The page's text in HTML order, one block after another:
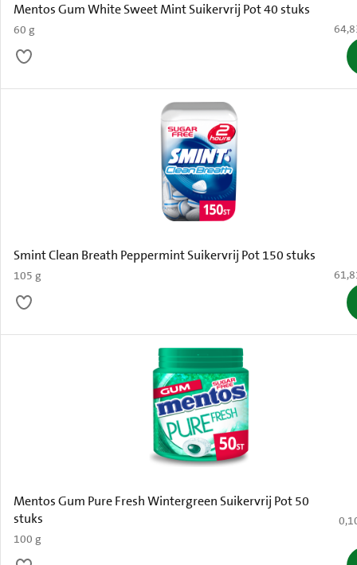
Mentos Gum White Sweet Mint Suikervrij Pot 40 stuks
60 g €
Smint Clean Breath Peppermint Suikervrij Pot 150 stuks
105 g €
Mentos Gum Pure Fresh Wintergreen Suikervrij Pot 50
stuks
100 g
€